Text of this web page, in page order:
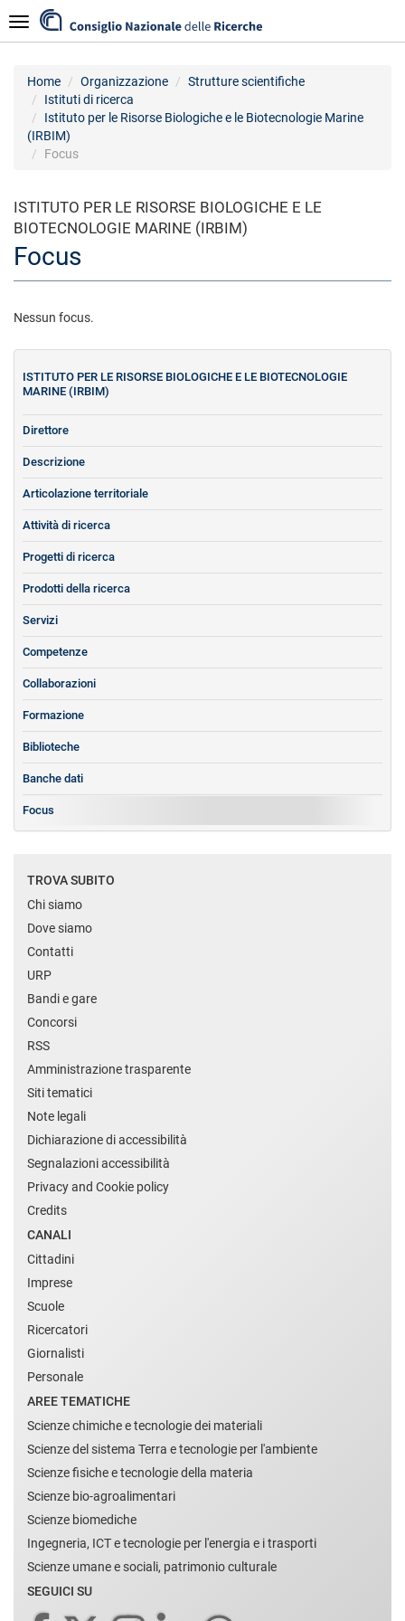
al
contenuto
Navigazione
Home Organizzazione
Strutture scientifiche
Istituti di ricerca
Istituto per le Risorse Biologiche e le Biotecnologie Marine
(IRBIM)
Focus
ISTITUTO PER LE RISORSE BIOLOGICHE E LE
BIOTECNOLOGIE MARINE (IRBIM)
Focus
Nessun focus.
ISTITUTO PER LE RISORSE BIOLOGICHE E LE BIOTECNOLOGIE
MARINE (IRBIM)
Direttore
Descrizione
Articolazione territoriale
Attività di ricerca
Progetti di ricerca
Prodotti della ricerca
Servizi
Competenze
Collaborazioni
Formazione
Biblioteche
Banche dati
Focus
TROVA SUBITO
Chi siamo
Dove siamo
Contatti
URP
Bandi e gare
Concorsi
RSS
Amministrazione trasparente
Siti tematici
Note legali
Dichiarazione di accessibilità
Segnalazioni accessibilità
Privacy and Cookie policy
Credits
CANALI
Cittadini
Imprese
Scuole
Ricercatori
Giornalisti
Personale
AREE TEMATICHE
Scienze chimiche e tecnologie dei materiali
Scienze del sistema Terra e tecnologie per l'ambiente
Scienze fisiche e tecnologie della materia
Scienze bio-agroalimentari
Scienze biomediche
Ingegneria, ICT e tecnologie per l'energia e i trasporti
Scienze umane e sociali, patrimonio culturale
SEGUICI SU